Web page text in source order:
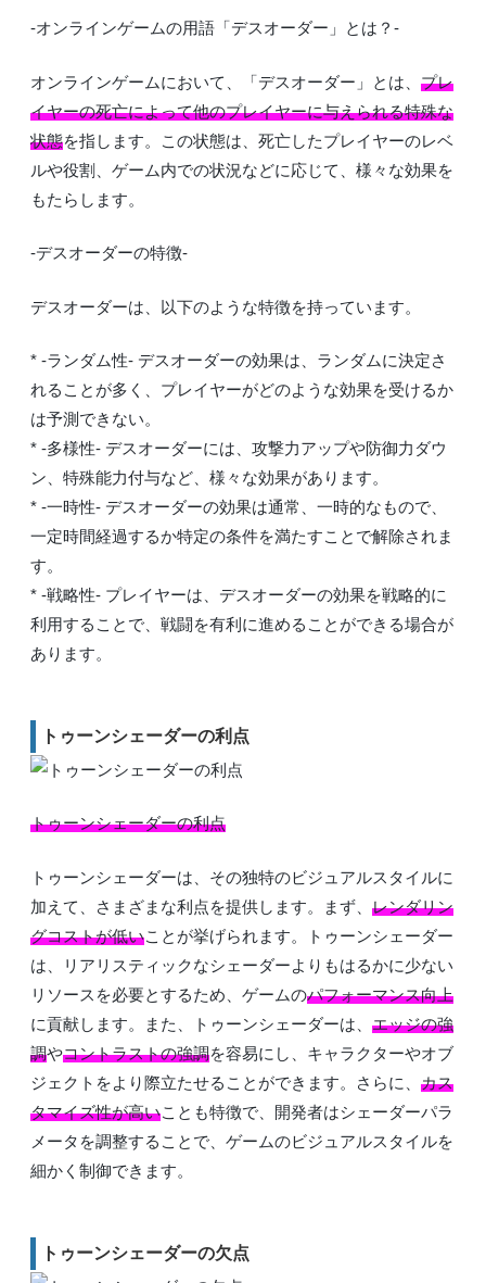
-オンラインゲームの用語「デスオーダー」とは？-
オンラインゲームにおいて、「デスオーダー」とは、 プレ
イヤーの死亡によって他のプレイヤーに与えられる特殊な
状態を指します。この状態は、死亡したプレイヤーのレベ
ルや役割、ゲーム内での状況などに応じて、様々な効果を
もたらします。
-デスオーダーの特徴-
デスオーダーは、以下のような特徴を持っています。
* -ランダム性- デスオーダーの効果は、ランダムに決定さ
れることが多く、プレイヤーがどのような効果を受けるか
は予測できない。
* -多様性- デスオーダーには、攻撃力アップや防御力ダウ
ン、特殊能力付与など、様々な効果があります。
* -一時性- デスオーダーの効果は通常、一時的なもので、
一定時間経過するか特定の条件を満たすことで解除されま
す。
* -戦略性- プレイヤーは、デスオーダーの効果を戦略的に
利用することで、戦闘を有利に進めることができる場合が
あります。
トゥーンシェーダーの利点
トゥーンシェーダーの利点
トゥーンシェーダーは、その独特のビジュアルスタイルに
加えて、さまざまな利点を提供します。まず、 レンダリン
グコストが低いことが挙げられます。トゥーンシェーダー
は、リアリスティックなシェーダーよりもはるかに少ない
リソースを必要とするため、ゲームのパフォーマンス向上
に貢献します。また、トゥーンシェーダーは、 エッジの強
調やコントラストの強調を容易にし、キャラクターやオブ
ジェクトをより際立たせることができます。さらに、 カス
タマイズ性が高いことも特徴で、開発者はシェーダーパラ
メータを調整することで、ゲームのビジュアルスタイルを
細かく制御できます。
トゥーンシェーダーの欠点